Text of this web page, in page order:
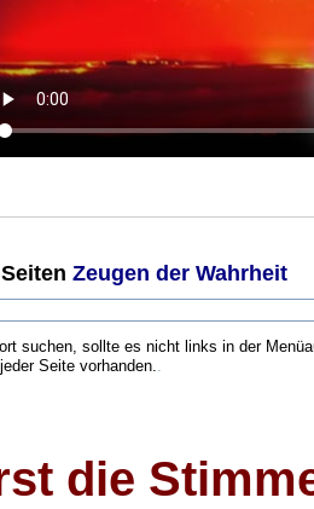
Zeugen der Wahrheit
suchen, sollte es nicht links in der
Seite vorhanden.
die